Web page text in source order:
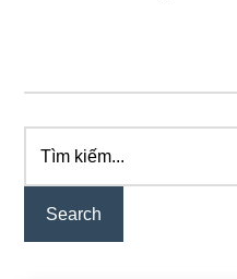
Primary
Sidebar
kiếm...